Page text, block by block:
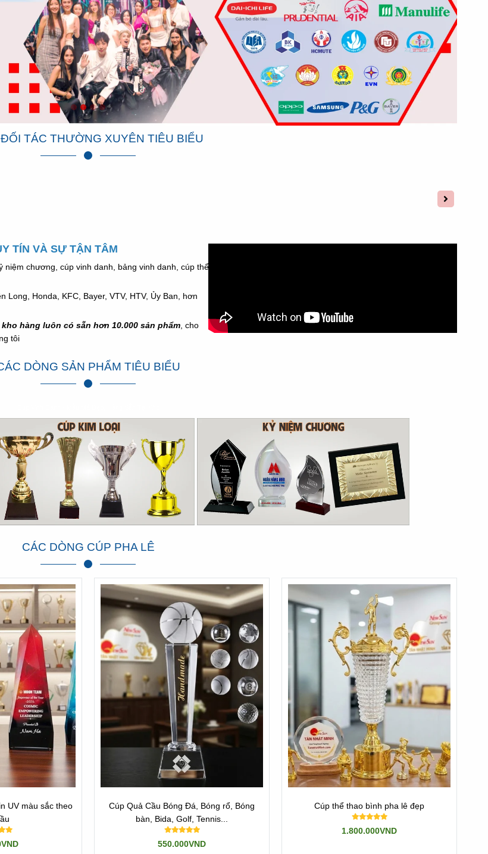
TÁC THƯỜNG XUYÊN TIÊU BIỂU
TÍN VÀ SỰ TẬN TÂM
niệm chương, cúp vinh danh, bảng vinh danh, cúp thể
Long, Honda, KFC, Bayer, VTV, HTV, Ủy Ban, hơn
kho hàng luôn có sẵn hơn 10.000 sản phẩm , cho
tôi
DÒNG SẢN PHẨM TIÊU BIỂU
CÁC DÒNG CÚP PHA LÊ
UV màu sắc theo
Cúp Quả Cầu Bóng Đá, Bóng rổ, Bóng
bàn, Bida, Golf, Tennis...
550.000VND
Cúp thể thao bình pha lê đẹp
1.800.000VND